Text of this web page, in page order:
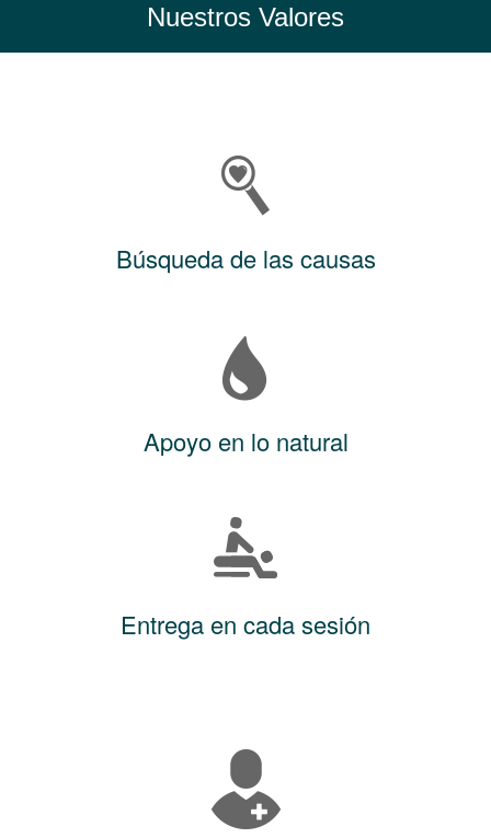
Nuestros Valores
Búsqueda de las causas
Apoyo en lo natural
Entrega en cada sesión